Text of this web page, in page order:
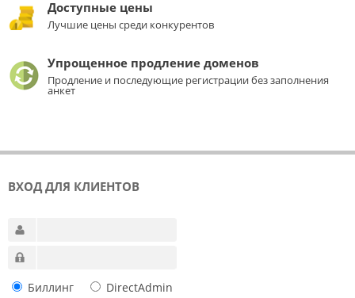
Доступные цены
Лучшие цены среди конкурентов
Упрощенное продление доменов
Продление и последующие регистрации без заполнения
анкет
ВХОД ДЛЯ КЛИЕНТОВ
Биллинг DirectAdmin